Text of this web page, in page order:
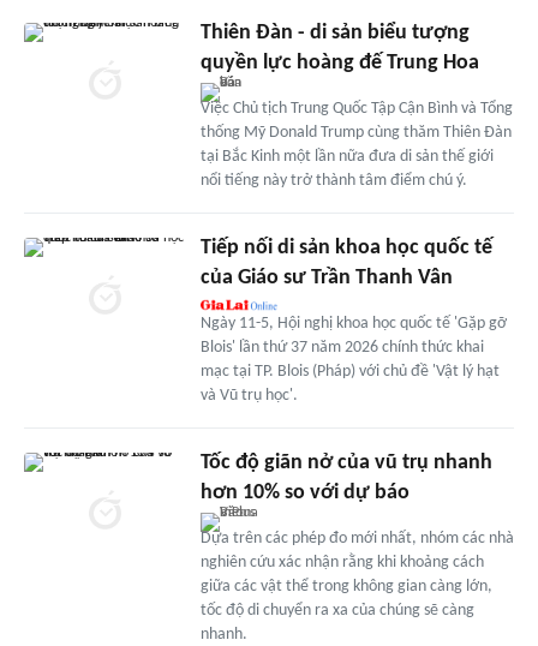
Thiên Đàn - di sản biểu tượng
quyền lực hoàng đế Trung Hoa
Việc Chủ tịch Trung Quốc Tập Cận Bình và Tổng
thống Mỹ Donald Trump cùng thăm Thiên Đàn
tại Bắc Kinh một lần nữa đưa di sản thế giới
nổi tiếng này trở thành tâm điểm chú ý.
Tiếp nối di sản khoa học quốc tế
của Giáo sư Trần Thanh Vân
Ngày 11-5, Hội nghị khoa học quốc tế 'Gặp gỡ
Blois' lần thứ 37 năm 2026 chính thức khai
mạc tại TP. Blois (Pháp) với chủ đề 'Vật lý hạt
và Vũ trụ học'.
Tốc độ giãn nở của vũ trụ nhanh
hơn 10% so với dự báo
Dựa trên các phép đo mới nhất, nhóm các nhà
nghiên cứu xác nhận rằng khi khoảng cách
giữa các vật thể trong không gian càng lớn,
tốc độ di chuyển ra xa của chúng sẽ càng
nhanh.